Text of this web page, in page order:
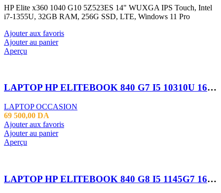
HP Elite x360 1040 G10 5Z523ES 14" WUXGA IPS Touch, Intel
i7-1355U, 32GB RAM, 256G SSD, LTE, Windows 11 Pro
Ajouter aux favoris
Ajouter au panier
Aperçu
LAPTOP HP ELITEBOOK 840 G7 I5 10310U 16GB 256SSD 14″FHD TACTILE
LAPTOP OCCASION
69 500,00 DA
Ajouter aux favoris
Ajouter au panier
Aperçu
LAPTOP HP ELITEBOOK 840 G8 I5 1145G7 16GB 256 SSD 14 FHD